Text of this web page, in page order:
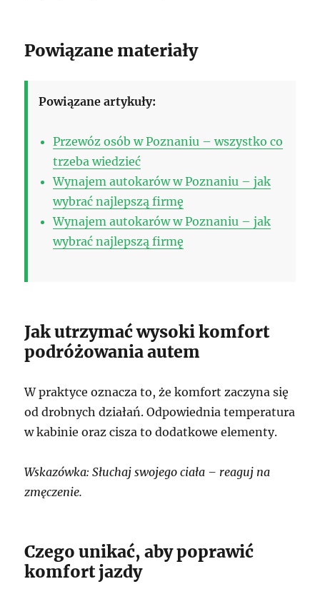
Powiązane materiały
Powiązane artykuły:
Przewóz osób w Poznaniu – wszystko co
trzeba wiedzieć
Wynajem autokarów w Poznaniu – jak
wybrać najlepszą firmę
Wynajem autokarów w Poznaniu – jak
wybrać najlepszą firmę
Jak utrzymać wysoki komfort
podróżowania autem
W praktyce oznacza to, że komfort zaczyna się
od drobnych działań. Odpowiednia temperatura
w kabinie oraz cisza to dodatkowe elementy.
Wskazówka: Słuchaj swojego ciała – reaguj na
zmęczenie.
Czego unikać, aby poprawić
komfort jazdy